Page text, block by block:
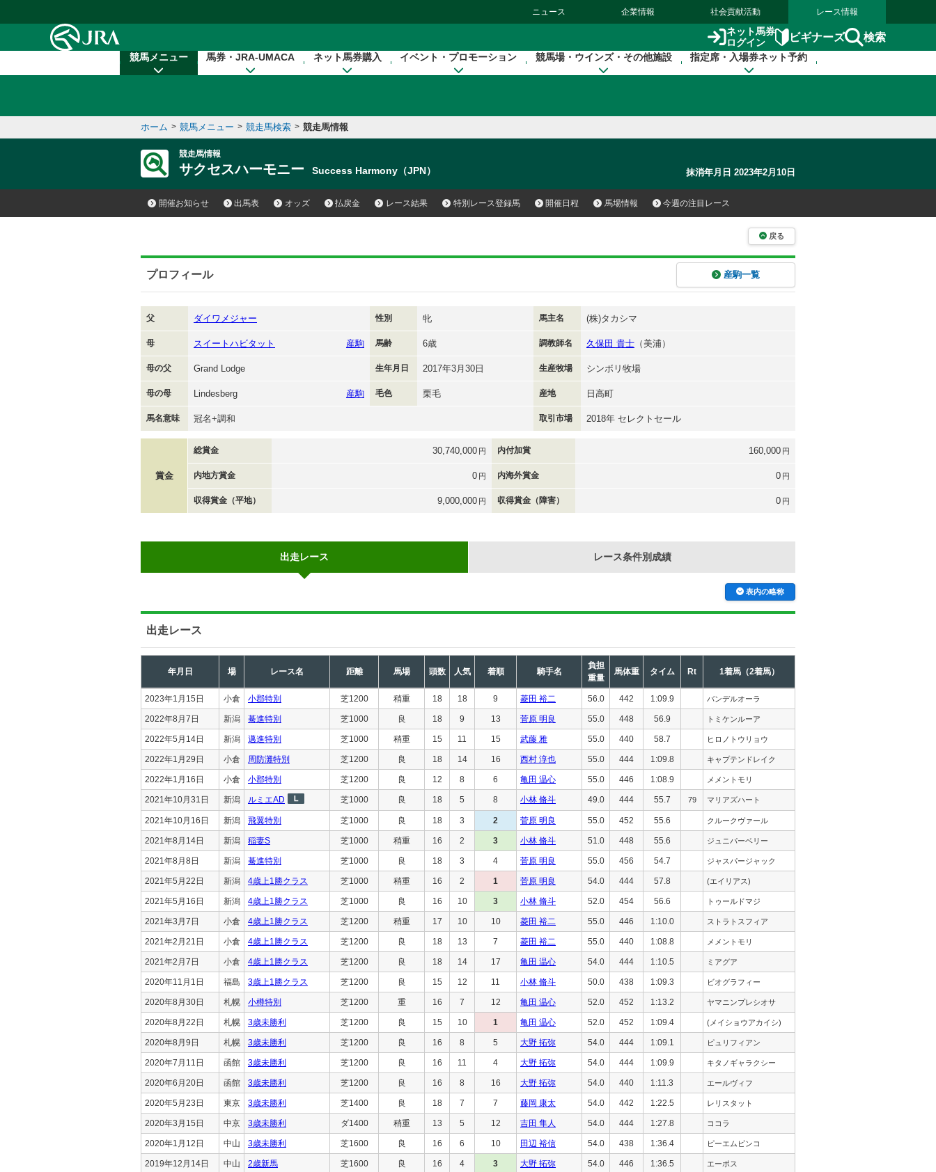
ニュース 企業情報 社会貢献活動 レース情報
ネット馬券
ログイン
ビギナーズ 検索
競馬メニュー 馬券・JRA-UMACA ネット馬券購入 イベント・プロモーション 競馬場・ウインズ・その他施設 指定席・入場券ネット予約
ホーム > 競馬メニュー > 競走馬検索 > 競走馬情報
競走馬情報
サクセスハーモニー Success Harmony（JPN） 抹消年月日 2023年2月10日
開催お知らせ 出馬表 オッズ 払戻金 レース結果 特別レース登録馬 開催日程 馬場情報 今週の注目レース
戻る
プロフィール 産駒一覧
父 ダイワメジャー 性別 牝 馬主名 (株)タカシマ
母 スイートハビタット 産駒 馬齢 6歳 調教師名 久保田 貴士 （美浦）
母の父 Grand Lodge 生年月日 2017年3月30日 生産牧場 シンボリ牧場
母の母 Lindesberg 産駒 毛色 栗毛 産地 日高町
馬名意味 冠名+調和 取引市場 2018年 セレクトセール
賞金
総賞金 30,740,000 円 内付加賞 160,000 円
内地方賞金 0 円 内海外賞金 0 円
収得賞金（平地） 9,000,000 円 収得賞金（障害） 0 円
出走レース レース条件別成績
表内の略称
出走レース
年月日 場 レース名 距離 馬場 頭数 人気 着順 騎手名
負担
重量
馬体重 タイム Rt 1着馬（2着馬）
2023年1月15日 小倉 小郡特別 芝1200 稍重 18 18 9 菱田 裕二 56.0 442 1:09.9 バンデルオーラ
2022年8月7日 新潟 驀進特別 芝1000 良 18 9 13 菅原 明良 55.0 448 56.9 トミケンルーア
2022年5月14日 新潟 邁進特別 芝1000 稍重 15 11 15 武藤 雅 55.0 440 58.7 ヒロノトウリョウ
2022年1月29日 小倉 周防灘特別 芝1200 良 18 14 16 西村 淳也 55.0 444 1:09.8 キャプテンドレイク
2022年1月16日 小倉 小郡特別 芝1200 良 12 8 6 亀田 温心 55.0 446 1:08.9 メメントモリ
2021年10月31日 新潟 ルミエAD 芝1000 良 18 5 8 小林 脩斗 49.0 444 55.7 79 マリアズハート
2021年10月16日 新潟 飛翼特別 芝1000 良 18 3 2 菅原 明良 55.0 452 55.6 クルークヴァール
2021年8月14日 新潟 稲妻S 芝1000 稍重 16 2 3 小林 脩斗 51.0 448 55.6 ジュニパーベリー
2021年8月8日 新潟 驀進特別 芝1000 良 18 3 4 菅原 明良 55.0 456 54.7 ジャスパージャック
2021年5月22日 新潟 4歳上1勝クラス 芝1000 稍重 16 2 1 菅原 明良 54.0 444 57.8 (エイリアス)
2021年5月16日 新潟 4歳上1勝クラス 芝1000 良 16 10 3 小林 脩斗 52.0 454 56.6 トゥールドマジ
2021年3月7日 小倉 4歳上1勝クラス 芝1200 稍重 17 10 10 菱田 裕二 55.0 446 1:10.0 ストラトスフィア
2021年2月21日 小倉 4歳上1勝クラス 芝1200 良 18 13 7 菱田 裕二 55.0 440 1:08.8 メメントモリ
2021年2月7日 小倉 4歳上1勝クラス 芝1200 良 18 14 17 亀田 温心 54.0 444 1:10.5 ミアグア
2020年11月1日 福島 3歳上1勝クラス 芝1200 良 15 12 11 小林 脩斗 50.0 438 1:09.3 ビオグラフィー
2020年8月30日 札幌 小樽特別 芝1200 重 16 7 12 亀田 温心 52.0 452 1:13.2 ヤマニンプレシオサ
2020年8月22日 札幌 3歳未勝利 芝1200 良 15 10 1 亀田 温心 52.0 452 1:09.4 (メイショウアカイシ)
2020年8月9日 札幌 3歳未勝利 芝1200 良 16 8 5 大野 拓弥 54.0 444 1:09.1 ピュリフィアン
2020年7月11日 函館 3歳未勝利 芝1200 良 16 11 4 大野 拓弥 54.0 444 1:09.9 キタノギャラクシー
2020年6月20日 函館 3歳未勝利 芝1200 良 16 8 16 大野 拓弥 54.0 440 1:11.3 エールヴィフ
2020年5月23日 東京 3歳未勝利 芝1400 良 18 7 7 藤岡 康太 54.0 442 1:22.5 レリスタット
2020年3月15日 中京 3歳未勝利 ダ1400 稍重 13 5 12 吉田 隼人 54.0 444 1:27.8 ココラ
2020年1月12日 中山 3歳未勝利 芝1600 良 16 6 10 田辺 裕信 54.0 438 1:36.4 ピーエムピンコ
2019年12月14日 中山 2歳新馬 芝1600 良 16 4 3 大野 拓弥 54.0 446 1:36.5 エーポス